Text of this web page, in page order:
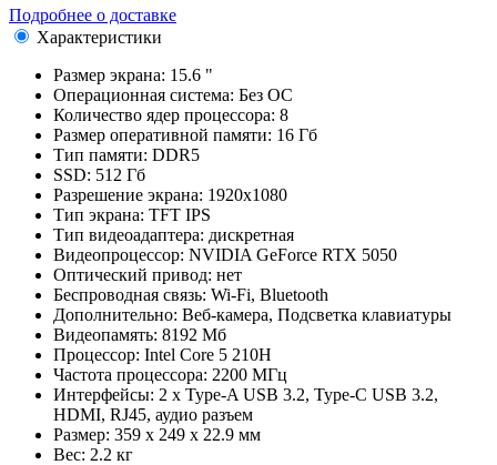
Подробнее о доставке
Характеристики
Размер экрана: 15.6 "
Операционная система: Без ОС
Количество ядер процессора: 8
Размер оперативной памяти: 16 Гб
Тип памяти: DDR5
SSD: 512 Гб
Разрешение экрана: 1920x1080
Тип экрана: TFT IPS
Тип видеоадаптера: дискретная
Видеопроцессор: NVIDIA GeForce RTX 5050
Оптический привод: нет
Беспроводная связь: Wi-Fi, Bluetooth
Дополнительно: Веб-камера, Подсветка клавиатуры
Видеопамять: 8192 Мб
Процессор: Intel Core 5 210H
Частота процессора: 2200 МГц
Интерфейсы: 2 x Type-A USB 3.2, Type-C USB 3.2,
HDMI, RJ45, аудио разъем
Размер: 359 x 249 x 22.9 мм
Вес: 2.2 кг